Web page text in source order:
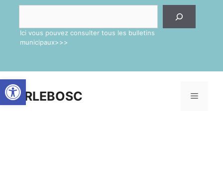
Ouvrir la barre d’outils
contenuIci vous pouvez consulter tous les bulletins
municipaux>>>
ARLEBOSC Menu